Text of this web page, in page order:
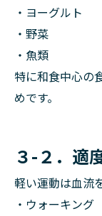
・ヨーグルト
・野菜
・魚類
特に和食中心の
めです。
３-２．適
軽い運動は血流
・ウォーキング